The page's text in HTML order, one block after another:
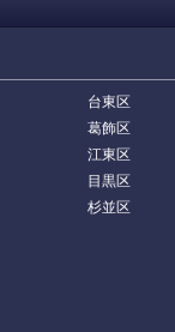
台東区
葛飾区
江東区
目黒区
杉並区